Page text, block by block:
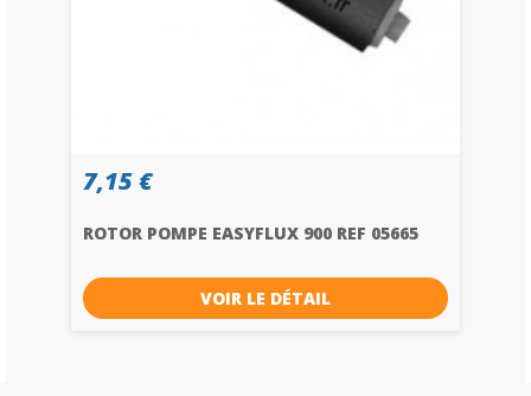
7,15 €
ROTOR POMPE EASYFLUX 900 REF 05665
VOIR LE DÉTAIL